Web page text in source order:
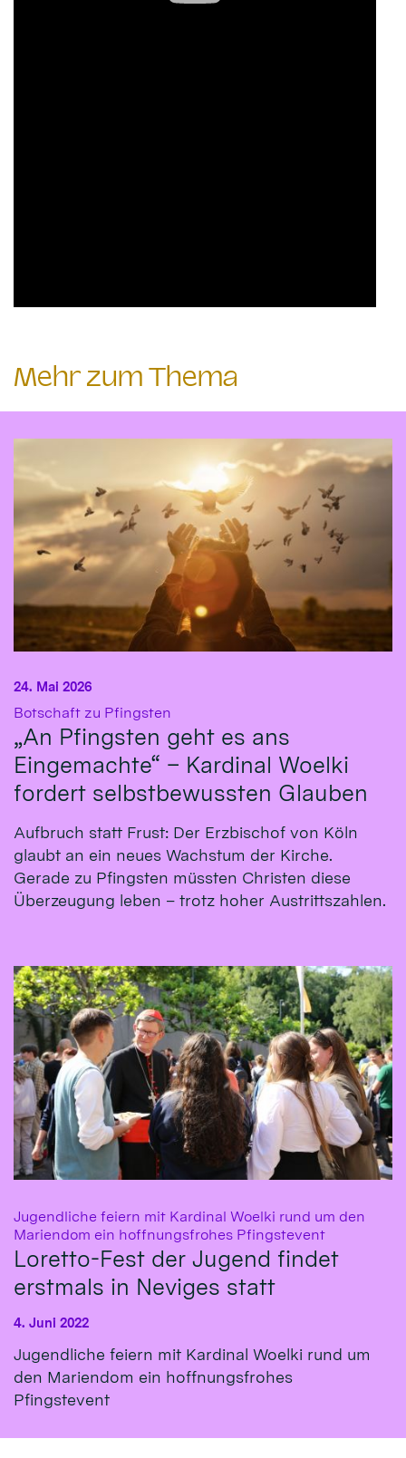
Mehr zum Thema
Botschaft zu Pfingsten
„An Pfingsten geht es ans
Eingemachte“ – Kardinal Woelki
fordert selbstbewussten Glauben
24. Mai 2026
Aufbruch statt Frust: Der Erzbischof von Köln
glaubt an ein neues Wachstum der Kirche.
Gerade zu Pfingsten müssten Christen diese
Überzeugung leben – trotz hoher Austrittszahlen.
Jugendliche feiern mit Kardinal Woelki rund um den
Mariendom ein hoffnungsfrohes Pfingstevent:
Loretto-Fest der Jugend findet
erstmals in Neviges statt
4. Juni 2022
Jugendliche feiern mit Kardinal Woelki rund um
den Mariendom ein hoffnungsfrohes
Pfingstevent